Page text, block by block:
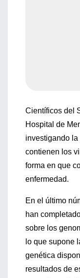
Científicos del
Hospital de
investigando
contienen los
forma en que
enfermedad.
En el último
han
sobre los
lo que supone
genética
resultados de